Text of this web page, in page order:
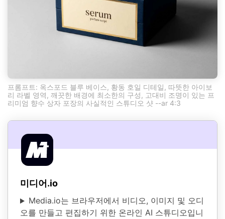
프롬프트: 옥스포드 블루 베이스, 황동 호일 디테일, 따뜻한 아이보
리 라벨 영역, 깨끗한 배경에 최소한의 구성, 고대비 조명이 있는 프
리미엄 향수 상자 포장의 사실적인 스튜디오 샷 --ar 4:3
미디어.io
Media.io는 브라우저에서 비디오, 이미지 및 오디
오를 만들고 편집하기 위한 온라인 AI 스튜디오입니